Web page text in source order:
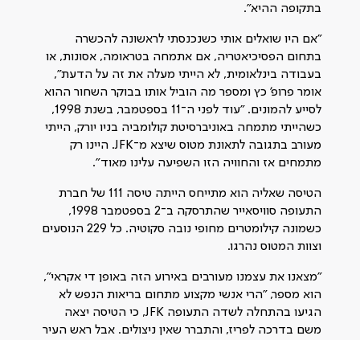
בתקופה ההיא".
"אם היו שואלים אותי כשנכנסתי לראשונה להכשרה
בתחום הפסיכיאטריה, אם אתמחה בטראומה, אסונות, או
בעבודה בינלאומית, לא הייתי מעלה את זה על הדעת",
אומר פרופ' כץ ומספר מה הוביל אותו בבוקר השחור ההוא
לסייע להמונים. "עוד לפני ה־11 בספטמבר, בשנת 1998,
כשהייתי מתמחה באוניברסיטת קולומביה בניו יורק, הייתי
מעורב בתגובה לתאונת מטוס שיצא מ־JFK. היינו רק
מתמחים אז והחוויה הזו השפיעה עלינו מאוד".
הטיסה שאליה הוא מתייחס הייתה טיסה 111 של חברת
התעופה סוויסאייר שהתרסקה ב־2 בספטמבר 1998,
כשמונה קילומטרים מחופי נובה סקוטיה. כל 229 הנוסעים
וצוות המטוס נהרגו.
"מצאנו את עצמנו מעורבים באירוע הזה באופן די אקראי",
הוא מספר, "הרי אנשי מקצוע מתחום בריאות הנפש לא
הגיעו בהתחלה לשדה התעופה JFK, כי הטיסה יצאה
משם בדרכה לפריז, והתברר שאין ניצולים. אבל ראש העיר